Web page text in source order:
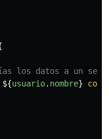
los datos a un
${usuario. nombre} con